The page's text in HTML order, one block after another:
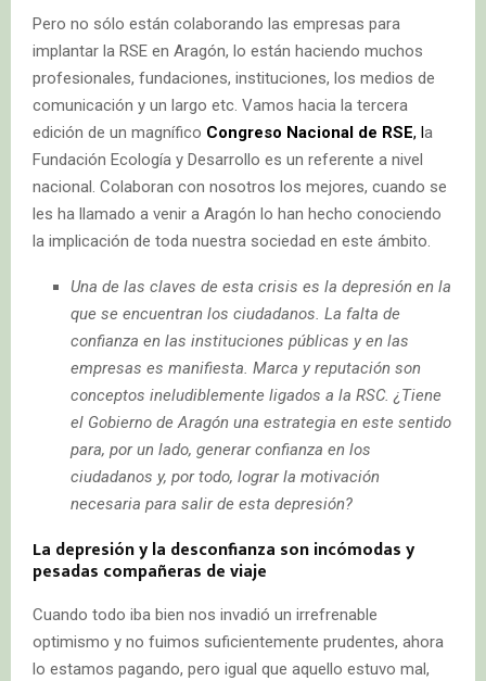
Pero no sólo están colaborando las empresas para
implantar la RSE en Aragón, lo están haciendo muchos
profesionales, fundaciones, instituciones, los medios de
comunicación y un largo etc. Vamos hacia la tercera
edición de un magnífico Congreso Nacional de RSE, l a
Fundación Ecología y Desarrollo es un referente a nivel
nacional. Colaboran con nosotros los mejores, cuando se
les ha llamado a venir a Aragón lo han hecho conociendo
la implicación de toda nuestra sociedad en este ámbito.
Una de las claves de esta crisis es la depresión en la
que se encuentran los ciudadanos. La falta de
confianza en las instituciones públicas y en las
empresas es manifiesta. Marca y reputación son
conceptos ineludiblemente ligados a la RSC. ¿Tiene
el Gobierno de Aragón una estrategia en este sentido
para, por un lado, generar confianza en los
ciudadanos y, por todo, lograr la motivación
necesaria para salir de esta depresión?
La depresión y la desconfianza son incómodas y
pesadas compañeras de viaje
Cuando todo iba bien nos invadió un irrefrenable
optimismo y no fuimos suficientemente prudentes, ahora
lo estamos pagando, pero igual que aquello estuvo mal,